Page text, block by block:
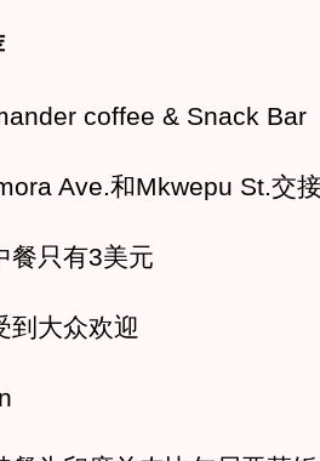
coffee & Snack Bar
Ave.和Mkwepu St.交
只有3美元
大众欢迎